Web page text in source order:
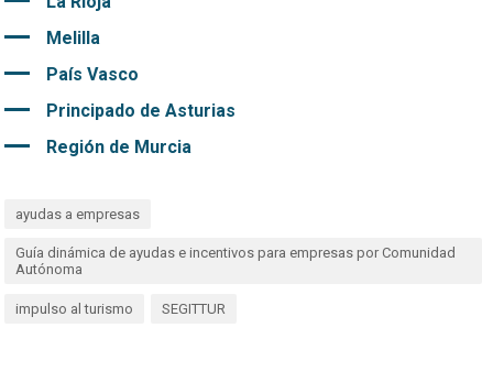
Melilla
País Vasco
Principado de Asturias
Región de Murcia
ayudas a empresas
Guía dinámica de ayudas e incentivos para empresas por Comunidad
Autónoma
impulso al turismo SEGITTUR